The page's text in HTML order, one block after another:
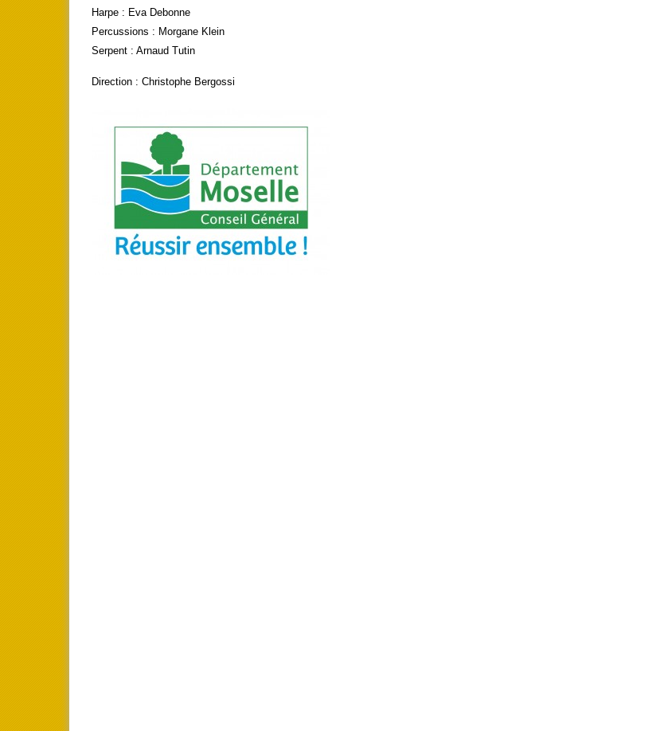
Harpe : Eva Debonne
Percussions : Morgane Klein
Serpent : Arnaud Tutin
Direction : Christophe Bergossi